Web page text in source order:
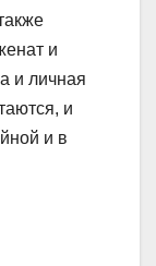
и
и личная
и
и в